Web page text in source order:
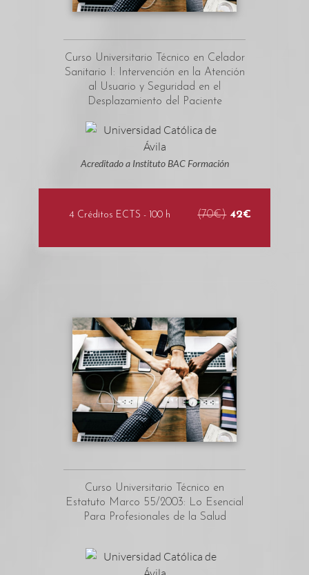
Curso Universitario Técnico en Celador
Sanitario I: Intervención en la Atención
al Usuario y Seguridad en el
Desplazamiento del Paciente
Acreditado a Instituto BAC Formación
4 Créditos ECTS - 100 h (70€) 42€
Curso Universitario Técnico en
Estatuto Marco 55/2003: Lo Esencial
Para Profesionales de la Salud